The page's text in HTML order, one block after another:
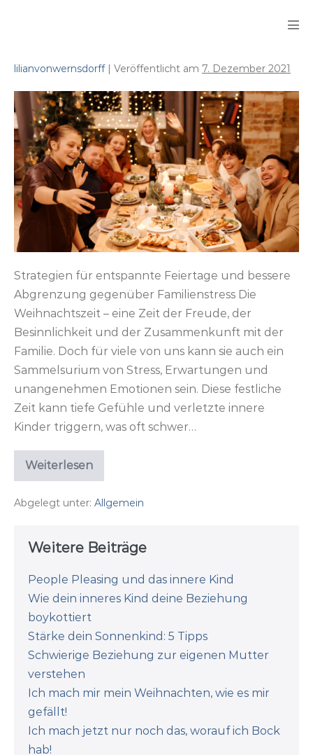
lilianvonwernsdorff| Veröffentlicht am 7. Dezember 2021
Ich
mach
mir
mein
Weihnachten,
wie
es
mir
gefällt!
Strategien für entspannte Feiertage und bessere
Abgrenzung gegenüber Familienstress Die
Weihnachtszeit – eine Zeit der Freude, der
Besinnlichkeit und der Zusammenkunft mit der
Familie. Doch für viele von uns kann sie auch ein
Sammelsurium von Stress, Erwartungen und
unangenehmen Emotionen sein. Diese festliche
Zeit kann tiefe Gefühle und verletzte innere
Kinder triggern, was oft schwer…
Weiterlesen
Ich
mach
mein
mir
Abgelegt unter: Allgemein
Weitere Beiträge
People Pleasing und das innere Kind
Wie dein inneres Kind deine Beziehung
boykottiert
Stärke dein Sonnenkind: 5 Tipps
Schwierige Beziehung zur eigenen Mutter
verstehen
Ich mach mir mein Weihnachten, wie es mir
gefällt!
Ich mach jetzt nur noch das, worauf ich Bock
hab!